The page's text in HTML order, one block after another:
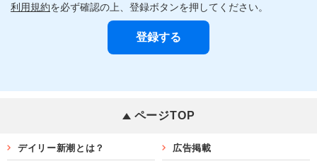
利用規約を必ず確認の上、登録ボタンを押してください。
ページTOP
デイリー新潮とは？ 広告掲載